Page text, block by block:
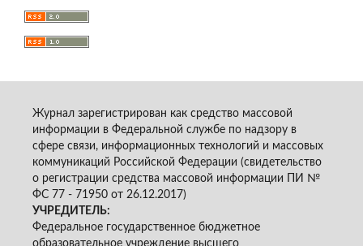
Журнал зарегистрирован как средство массовой
информации в Федеральной службе по надзору в
сфере связи, информационных технологий и массовых
коммуникаций Российской Федерации (свидетельство
о регистрации средства массовой информации ПИ №
ФС 77 - 71950 от 26.12.2017)
УЧРЕДИТЕЛЬ:
Федеральное государственное бюджетное
образовательное учреждение высшего